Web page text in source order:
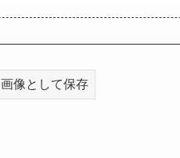
画像として保存